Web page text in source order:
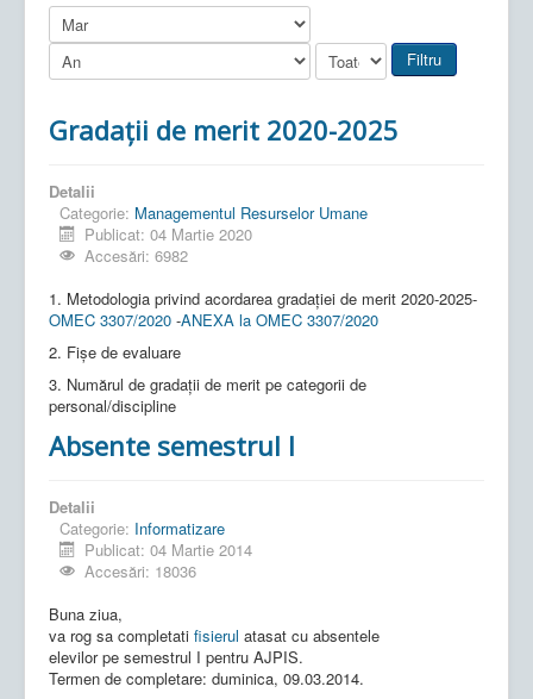
Filtru
Gradații de merit 2020-2025
Detalii
Categorie: Managementul Resurselor Umane
Publicat: 04 Martie 2020
Accesări: 6982
1. Metodologia privind acordarea gradației de merit 2020-2025-
OMEC 3307/2020 -ANEXA la OMEC 3307/2020
2. Fișe de evaluare
3. Numărul de gradații de merit pe categorii de
personal/discipline
Absente semestrul I
Detalii
Categorie: Informatizare
Publicat: 04 Martie 2014
Accesări: 18036
Buna ziua,
va rog sa completati fisierul atasat cu absentele
elevilor pe semestrul I pentru AJPIS.
Termen de completare: duminica, 09.03.2014.